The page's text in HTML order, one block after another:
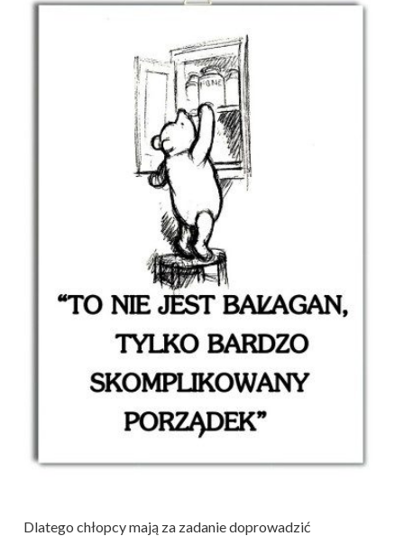
Dlatego chłopcy mają za zadanie doprowadzić